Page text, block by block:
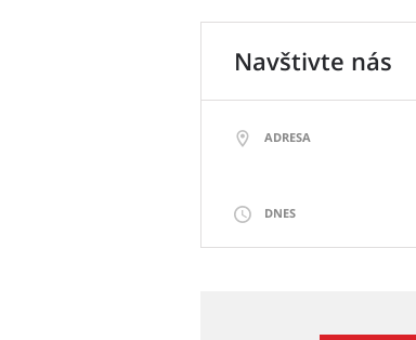
Navštivte nás
ADRESA
DNES